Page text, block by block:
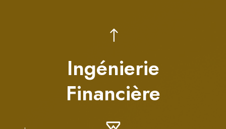
Ingénierie
Financière